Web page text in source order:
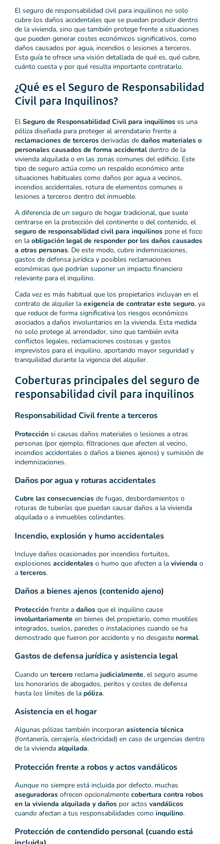
El seguro de responsabilidad civil para inquilinos no solo
cubre los daños accidentales que se puedan producir dentro
de la vivienda, sino que también protege frente a situaciones
que pueden generar costes económicos significativos, como
daños causados por agua, incendios o lesiones a terceros.
Esta guía te ofrece una visión detallada de qué es, qué cubre,
cuánto cuesta y por qué resulta importante contratarlo.
¿Qué es el Seguro de Responsabilidad
Civil para Inquilinos?
El Seguro de Responsabilidad Civil para inquilinos es una
póliza diseñada para proteger al arrendatario frente a
reclamaciones de terceros derivadas de daños materiales o
personales causados de forma accidentaldentro de la
vivienda alquilada o en las zonas comunes del edificio. Este
tipo de seguro actúa como un respaldo económico ante
situaciones habituales como daños por agua a vecinos,
incendios accidentales, rotura de elementos comunes o
lesiones a terceros dentro del inmueble.
A diferencia de un seguro de hogar tradicional, que suele
centrarse en la protección del continente o del contenido, el
seguro de responsabilidad civil para inquilinos pone el foco
en la obligación legal de responder por los daños causados
a otras personas. De este modo, cubre indemnizaciones,
gastos de defensa jurídica y posibles reclamaciones
económicas que podrían suponer un impacto financiero
relevante para el inquilino.
Cada vez es más habitual que los propietarios incluyan en el
contrato de alquiler la exigencia de contratar este seguro, ya
que reduce de forma significativa los riesgos económicos
asociados a daños involuntarios en la vivienda. Esta medida
no solo protege al arrendador, sino que también evita
conflictos legales, reclamaciones costosas y gastos
imprevistos para el inquilino, aportando mayor seguridad y
tranquilidad durante la vigencia del alquiler.
Coberturas principales del seguro de
responsabilidad civil para inquilinos
Responsabilidad Civil frente a terceros
Protección si causas daños materiales o lesiones a otras
personas (por ejemplo, filtraciones que afecten al vecino,
incendios accidentales o daños a bienes ajenos) y sumisión de
indemnizaciones.
Daños por agua y roturas accidentales
Cubre las consecuencias de fugas, desbordamientos o
roturas de tuberías que puedan causar daños a la vivienda
alquilada o a inmuebles colindantes.
Incendio, explosión y humo accidentales
Incluye daños ocasionados por incendios fortuitos,
explosiones accidentales o humo que afecten a la vivienda o
a terceros.
Daños a bienes ajenos (contenido ajeno)
Protección frente a daños que el inquilino cause
involuntariamente en bienes del propietario, como muebles
integrados, suelos, paredes o instalaciones cuando se ha
demostrado que fueron por accidente y no desgaste normal.
Gastos de defensa jurídica y asistencia legal
Cuando un tercero reclama judicialmente, el seguro asume
los honorarios de abogados, peritos y costes de defensa
hasta los límites de la póliza.
Asistencia en el hogar
Algunas pólizas también incorporan asistencia técnica
(fontanería, cerrajería, electricidad) en caso de urgencias dentro
de la vivienda alquilada.
Protección frente a robos y actos vandálicos
Aunque no siempre está incluida por defecto, muchas
aseguradoras ofrecen opcionalmente cobertura contra robos
en la vivienda alquilada y daños por actos vandálicos
cuando afectan a tus responsabilidades como inquilino.
Protección de contendido personal(cuando está